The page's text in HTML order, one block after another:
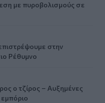
με πυροβολισμούς σε
στην
Ρέθυμνο
ο τζίρος – Αυξημένες